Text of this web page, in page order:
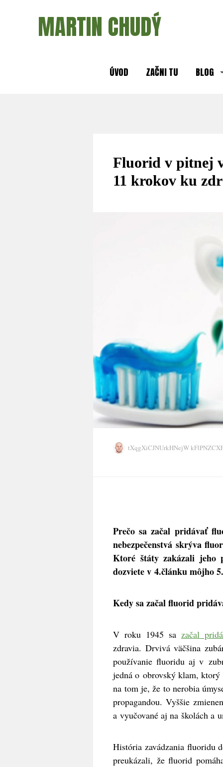
MARTIN CHUDÝ
ÚVOD ZAČNI TU BLOG
Fluorid v pitnej
11 krokov ku
tXqgXiCJNUrkHNejW
Prečo sa začal pridávať
nebezpečenstvá skrýva
Ktoré štáty zakázali jeho
dozviete v 4.článku môjho
Kedy sa začal fluorid
V roku 1945 sa začal
zdravia. Drvivá väčšina
používanie fluoridu aj v
jedná o obrovský klam, ktorý
na tom je, že to nerobia
propagandou. Vyššie
a vyučované aj na školách a
História zavádzania fluoridu
preukázali, že fluorid